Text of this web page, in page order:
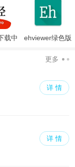
载中
ehviewer绿色版
更多
详 情
详 情